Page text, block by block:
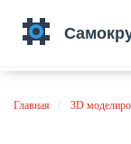
Главная 3D